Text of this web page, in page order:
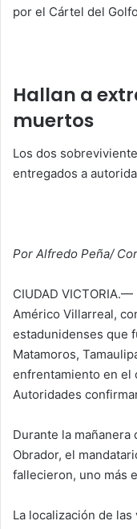
por el Cártel del
Hallan a
muertos
Los dos
entregados a
Por Alfredo Peña/
CIUDAD
Américo Villarreal,
estadunidenses que
Matamoros,
enfrentamiento en el
Autoridades
Durante la
Obrador, el
fallecieron, uno más
La localización de